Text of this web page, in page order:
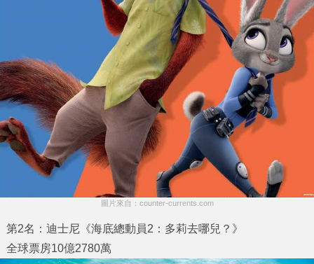
圖片來自：counter-currents.com
第2名：迪士尼《海底總動員2：多莉去哪兒？》
全球票房10億2780萬